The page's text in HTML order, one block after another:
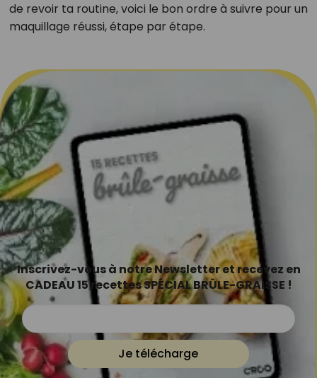
de revoir ta routine, voici le bon ordre à suivre pour un
maquillage réussi, étape par étape.
Inscrivez-vous à notre Newsletter et recevez en
CADEAU 15 recettes SPÉCIAL BRÛLE-GRAISSE !
Je télécharge